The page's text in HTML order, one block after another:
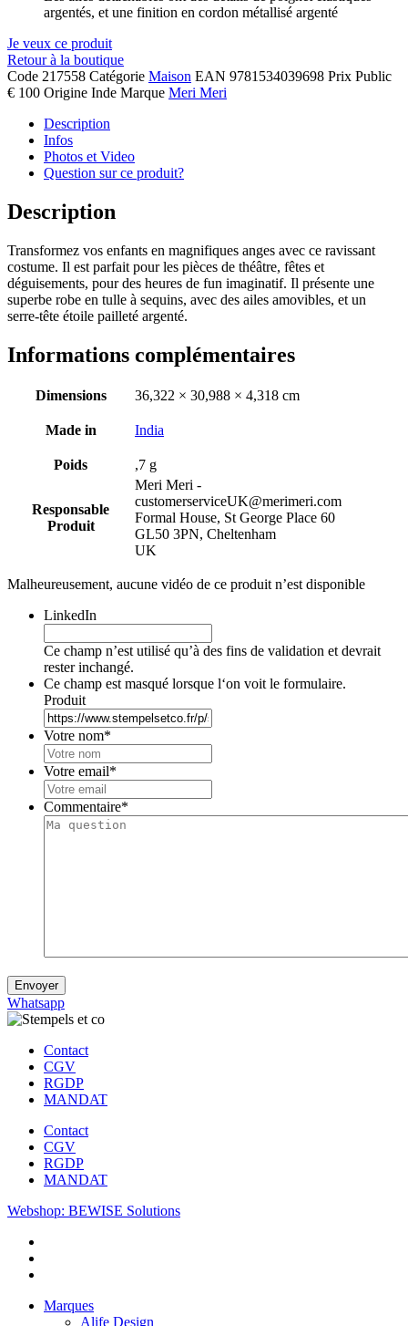
argentés, et une finition en cordon métallisé argenté
Je veux ce produit
Retour à la boutique
Code 217558 Catégorie Maison EAN 9781534039698 Prix Public
€ 100 Origine Inde Marque Meri Meri
Description
Infos
Photos et Video
Question sur ce produit?
Description
Transformez vos enfants en magnifiques anges avec ce ravissant
costume. Il est parfait pour les pièces de théâtre, fêtes et
déguisements, pour des heures de fun imaginatif. Il présente une
superbe robe en tulle à sequins, avec des ailes amovibles, et un
serre-tête étoile pailleté argenté.
Informations complémentaires
Dimensions 36,322 × 30,988 × 4,318 cm
Made in India
Poids ,7 g
Responsable
Produit
Meri Meri -
customerserviceUK@merimeri.com
Formal House, St George Place 60
GL50 3PN, Cheltenham
UK
Malheureusement, aucune vidéo de ce produit n’est disponible
LinkedIn
Ce champ n’est utilisé qu’à des fins de validation et devrait
rester inchangé.
Ce champ est masqué lorsque l‘on voit le formulaire.
Produit
Votre nom*
Votre email*
Commentaire*
Envoyer
Whatsapp
Contact
CGV
RGDP
MANDAT
Contact
CGV
RGDP
MANDAT
Webshop: BEWISE Solutions
Marques
Alife Design